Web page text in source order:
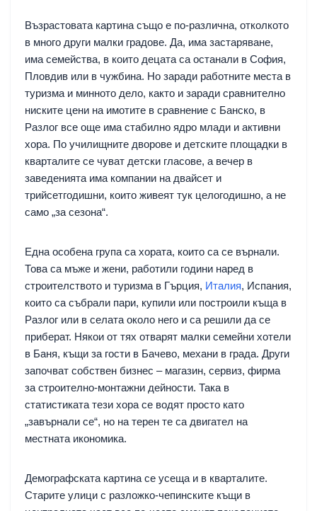
Възрастовата картина също е по-различна, отколкото
в много други малки градове. Да, има застаряване,
има семейства, в които децата са останали в София,
Пловдив или в чужбина. Но заради работните места в
туризма и минното дело, както и заради сравнително
ниските цени на имотите в сравнение с Банско, в
Разлог все още има стабилно ядро млади и активни
хора. По училищните дворове и детските площадки в
кварталите се чуват детски гласове, а вечер в
заведенията има компании на двайсет и
трийсетгодишни, които живеят тук целогодишно, а не
само „за сезона“.
Една особена група са хората, които са се върнали.
Това са мъже и жени, работили години наред в
строителството и туризма в Гърция, Италия, Испания,
които са събрали пари, купили или построили къща в
Разлог или в селата около него и са решили да се
приберат. Някои от тях отварят малки семейни хотели
в Баня, къщи за гости в Бачево, механи в града. Други
започват собствен бизнес – магазин, сервиз, фирма
за строително-монтажни дейности. Така в
статистиката тези хора се водят просто като
„завърнали се“, но на терен те са двигател на
местната икономика.
Демографската картина се усеща и в кварталите.
Старите улици с разложко-чепинските къщи в